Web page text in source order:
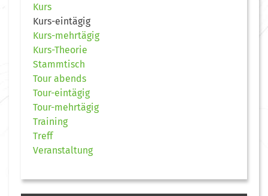
Kurs
Kurs-eintägig
Kurs-mehrtägig
Kurs-Theorie
Stammtisch
Tour abends
Tour-eintägig
Tour-mehrtägig
Training
Treff
Veranstaltung